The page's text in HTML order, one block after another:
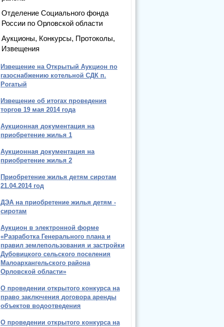
Отделение Социального фонда
России по Орловской области
Аукционы, Конкурсы, Протоколы,
Извещения
Извещение на Открытый Аукцион по
газоснабжению котельной СДК п.
Рогатый
Извещение об итогах проведения
торгов 19 мая 2014 года
Аукционная документация на
приобретение жилья 1
Аукционная документация на
приобретение жилья 2
Приобретение жилья детям сиротам
21.04.2014 год
ДЭА на приобретение жилья детям -
сиротам
Аукцион в электронной форме
«Разработка Генерального плана и
правил землепользования и застройки
Дубовицкого сельского поселения
Малоархангельского района
Орловской области»
О проведении открытого конкурса на
право заключения договора аренды
объектов водоотведения
О проведении открытого конкурса на